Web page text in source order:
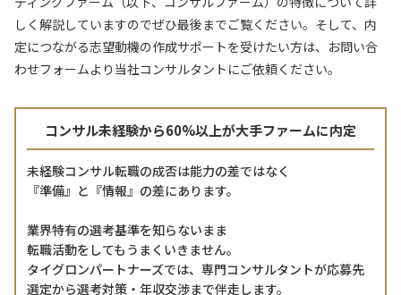
しく解説していますのでぜひ最後までご覧ください。そして、内
定につながる志望動機の作成サポートを受けたい方は、お問い合
わせフォームより当社コンサルタントにご依頼ください。
コンサル未経験から60%以上が大手ファームに内定
未経験コンサル転職の成否は能力の差ではなく
『準備』と『情報』の差にあります。
業界特有の選考基準を知らないまま
転職活動をしてもうまくいきません。
タイグロンパートナーズでは、専門コンサルタントが応募先
選定から選考対策・年収交渉まで伴走します。